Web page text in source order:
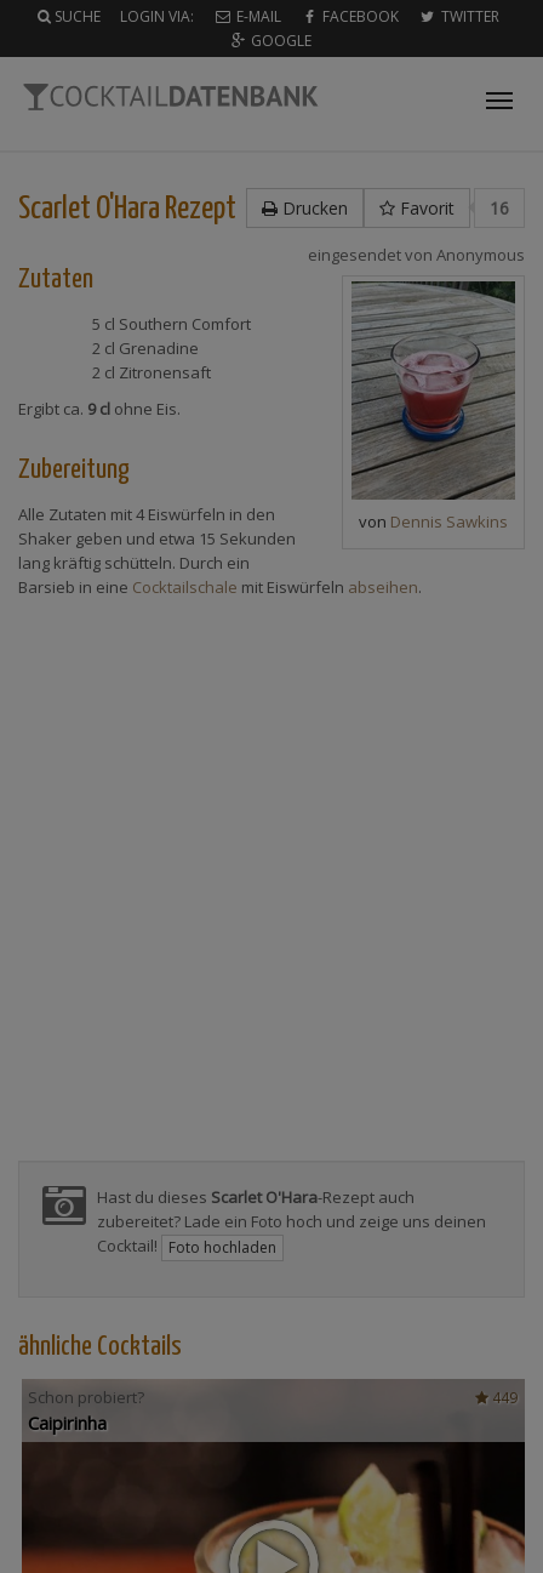
SUCHE LOGIN VIA: E-MAIL FACEBOOK
TWITTER
GOOGLE
Drucken Favorit 16
Scarlet O'Hara Rezept
eingesendet von Anonymous
von Dennis Sawkins
Zutaten
5 cl Southern Comfort
2 cl Grenadine
2 cl Zitronensaft
Ergibt ca. 9 cl ohne Eis.
Zubereitung
Alle Zutaten mit 4 Eiswürfeln in den
Shaker geben und etwa 15 Sekunden
lang kräftig schütteln. Durch ein
Barsieb in eine Cocktailschale mit Eiswürfeln abseihen.
Hast du dieses Scarlet O'Hara-Rezept auch
zubereitet? Lade ein Foto hoch und zeige uns deinen
Cocktail!
Foto hochladen
ähnliche Cocktails
449
Schon probiert?
Caipirinha